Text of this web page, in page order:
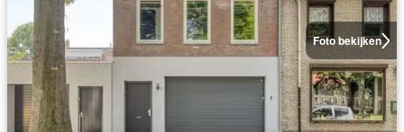
Foto bekijken